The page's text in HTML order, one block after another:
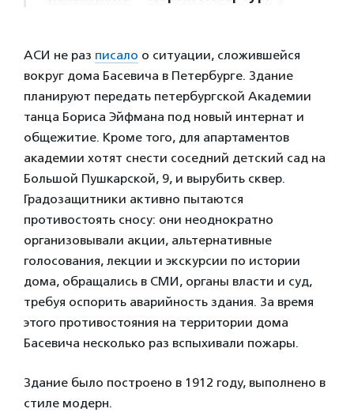
АСИ не раз писало о ситуации, сложившейся
вокруг дома Басевича в Петербурге. Здание
планируют передать петербургской Академии
танца Бориса Эйфмана под новый интернат и
общежитие. Кроме того, для апартаментов
академии хотят снести соседний детский сад на
Большой Пушкарской, 9, и вырубить сквер.
Градозащитники активно пытаются
противостоять сносу: они неоднократно
организовывали акции, альтернативные
голосования, лекции и экскурсии по истории
дома, обращались в СМИ, органы власти и суд,
требуя оспорить аварийность здания. За время
этого противостояния на территории дома
Басевича несколько раз вспыхивали пожары.
Здание было построено в 1912 году, выполнено в
стиле модерн.